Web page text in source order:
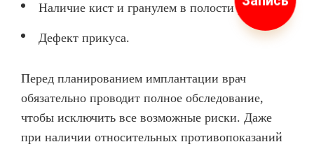
Наличие кист и гранулем в полости рта;
Дефект прикуса.
Перед планированием имплантации врач
обязательно проводит полное обследование,
чтобы исключить все возможные риски. Даже
при наличии относительных противопоказаний